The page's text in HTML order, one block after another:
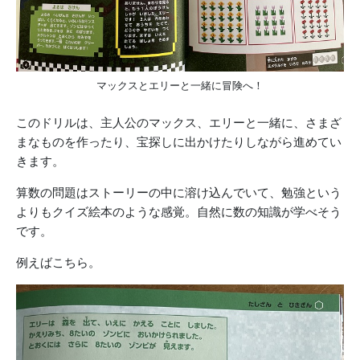
マックスとエリーと一緒に冒険へ！
このドリルは、主人公のマックス、エリーと一緒に、さまざ
まなものを作ったり、宝探しに出かけたりしながら進めてい
きます。
算数の問題はストーリーの中に溶け込んでいて、勉強という
よりもクイズ絵本のような感覚。自然に数の知識が学べそう
です。
例えばこちら。